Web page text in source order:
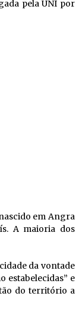
pela UNI por
em Angra
A maioria dos
da vontade
estabelecidas” e
do território a